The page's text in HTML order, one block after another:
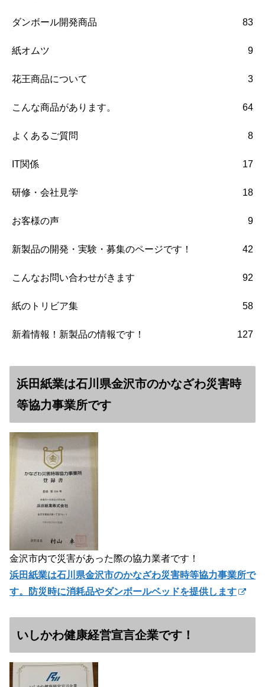
ダンボール開発商品 83
紙オムツ 9
花王商品について 3
こんな商品があります。 64
よくあるご質問 8
IT関係 17
研修・会社見学 18
お客様の声 9
新製品の開発・実験・募集のページです！ 42
こんなお問い合わせがきます 92
紙のトリビア集 58
新着情報！新製品の情報です！ 127
浜田紙業は石川県金沢市のかなざわ災害時
等協力事業所です
金沢市内で災害があった際の協力業者です！
浜田紙業は石川県金沢市のかなざわ災害時等協力事業所で
す。防災時に消耗品やダンボールベッドを提供します
いしかわ健康経営宣言企業です！